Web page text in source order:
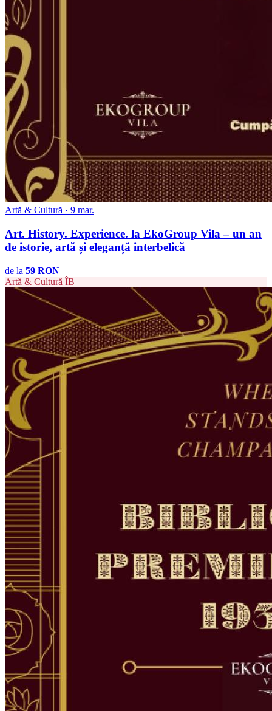
Artă & Cultură · 9 mar.
Art. History. Experience. la EkoGroup Vila – un an
de istorie, artă și eleganță interbelică
de la 59 RON
Artă & Cultură ÎB